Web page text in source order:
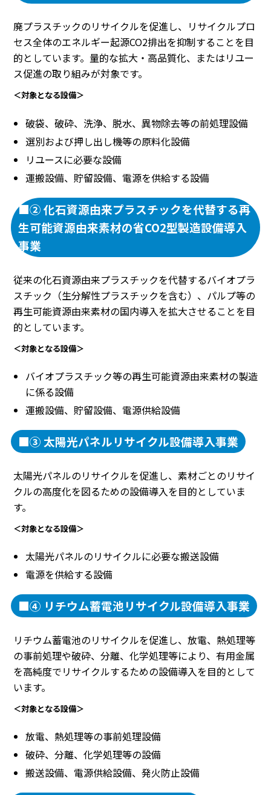
廃プラスチックのリサイクルを促進し、リサイクルプロ
セス全体のエネルギー起源CO2排出を抑制することを目
的としています。量的な拡大・高品質化、またはリユー
ス促進の取り組みが対象です。
＜対象となる設備＞
破袋、破砕、洗浄、脱水、異物除去等の前処理設備
選別および押し出し機等の原料化設備
リユースに必要な設備
運搬設備、貯留設備、電源を供給する設備
■② 化石資源由来プラスチックを代替する再
生可能資源由来素材の省CO2型製造設備導入
事業
従来の化石資源由来プラスチックを代替するバイオプラ
スチック（生分解性プラスチックを含む）、パルプ等の
再生可能資源由来素材の国内導入を拡大させることを目
的としています。
＜対象となる設備＞
バイオプラスチック等の再生可能資源由来素材の製造
に係る設備
運搬設備、貯留設備、電源供給設備
■③ 太陽光パネルリサイクル設備導入事業
太陽光パネルのリサイクルを促進し、素材ごとのリサイ
クルの高度化を図るための設備導入を目的としていま
す。
＜対象となる設備＞
太陽光パネルのリサイクルに必要な搬送設備
電源を供給する設備
■④ リチウム蓄電池リサイクル設備導入事業
リチウム蓄電池のリサイクルを促進し、放電、熱処理等
の事前処理や破砕、分離、化学処理等により、有用金属
を高純度でリサイクルするための設備導入を目的として
います。
＜対象となる設備＞
放電、熱処理等の事前処理設備
破砕、分離、化学処理等の設備
搬送設備、電源供給設備、発火防止設備